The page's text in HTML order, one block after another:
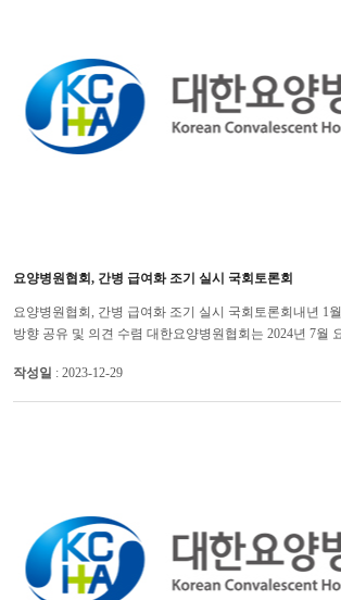
요양병원협회, 간병 급여화 조기 실시 국회토론회
요양병원협회, 간병 급여화 조기 실시 국회토론회내년 1
방향 공유 및 의견 수렴 대한요양병원협회는 2024년 7월
작성일 : 2023-12-29